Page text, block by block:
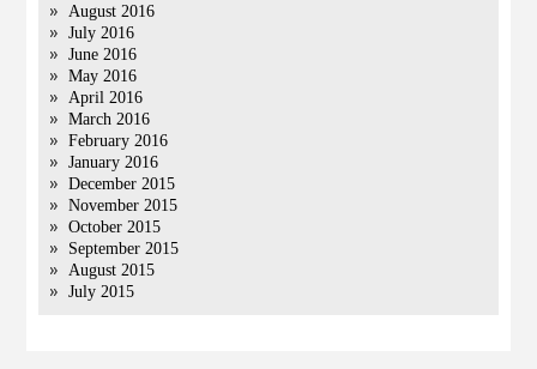
August 2016
July 2016
June 2016
May 2016
April 2016
March 2016
February 2016
January 2016
December 2015
November 2015
October 2015
September 2015
August 2015
July 2015